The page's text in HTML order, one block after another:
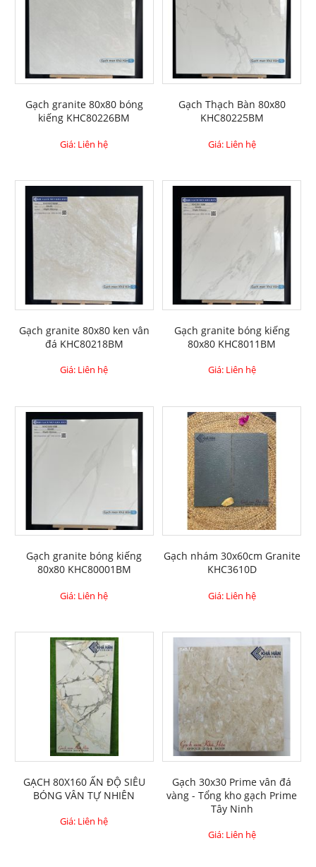
Gạch granite 80x80 bóng
kiếng KHC80226BM
Giá: Liên hệ
Gạch Thạch Bàn 80x80
KHC80225BM
Giá: Liên hệ
Gạch granite 80x80 ken vân
đá KHC80218BM
Giá: Liên hệ
Gạch granite bóng kiếng
80x80 KHC8011BM
Giá: Liên hệ
Gạch granite bóng kiếng
80x80 KHC80001BM
Giá: Liên hệ
Gạch nhám 30x60cm Granite
KHC3610D
Giá: Liên hệ
GẠCH 80X160 ẤN ĐỘ SIÊU
BÓNG VÂN TỰ NHIÊN
Giá: Liên hệ
Gạch 30x30 Prime vân đá
vàng - Tổng kho gạch Prime
Tây Ninh
Giá: Liên hệ